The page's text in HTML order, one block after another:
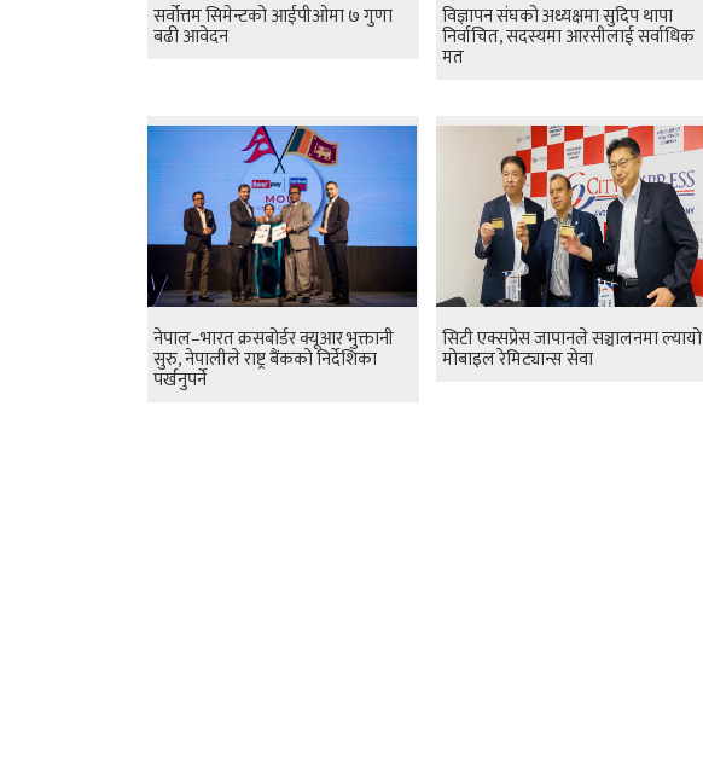
सर्वोत्तम सिमेन्टको आईपीओमा ७ गुणा
बढी आवेदन
विज्ञापन संघको अध्यक्षमा सुदिप थापा
निर्वाचित, सदस्यमा आरसीलाई सर्वाधिक
मत
नेपाल–भारत क्रसबोर्डर क्यूआर भुक्तानी
सुरु, नेपालीले राष्ट्र बैंकको निर्देशिका
पर्खनुपर्ने
सिटी एक्सप्रेस जापानले सञ्चालनमा ल्यायो
मोबाइल रेमिट्यान्स सेवा